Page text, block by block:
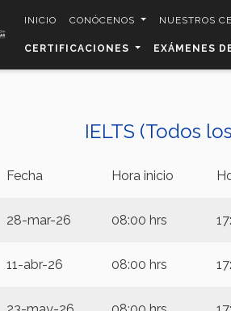
INICIO CONÓCENOS NUESTROS
CERTIFICACIONES EXÁMENES
IELTS (Todos
Fecha Hora inicio
28-mar-26 08:00 hrs
11-abr-26 08:00 hrs